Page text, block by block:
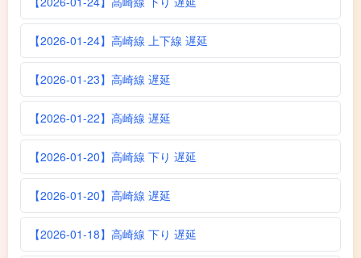
【2026-01-24】高崎線 上下線 遅延
【2026-01-23】高崎線 遅延
【2026-01-22】高崎線 遅延
【2026-01-20】高崎線 下り 遅延
【2026-01-20】高崎線 遅延
【2026-01-18】高崎線 下り 遅延